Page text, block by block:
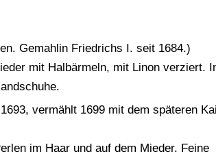
Gemahlin Friedrichs I. seit 1684.)
mit Halbärmeln, mit Linon verziert.
vermählt 1699 mit dem späteren
im Haar und auf dem Mieder. Feine